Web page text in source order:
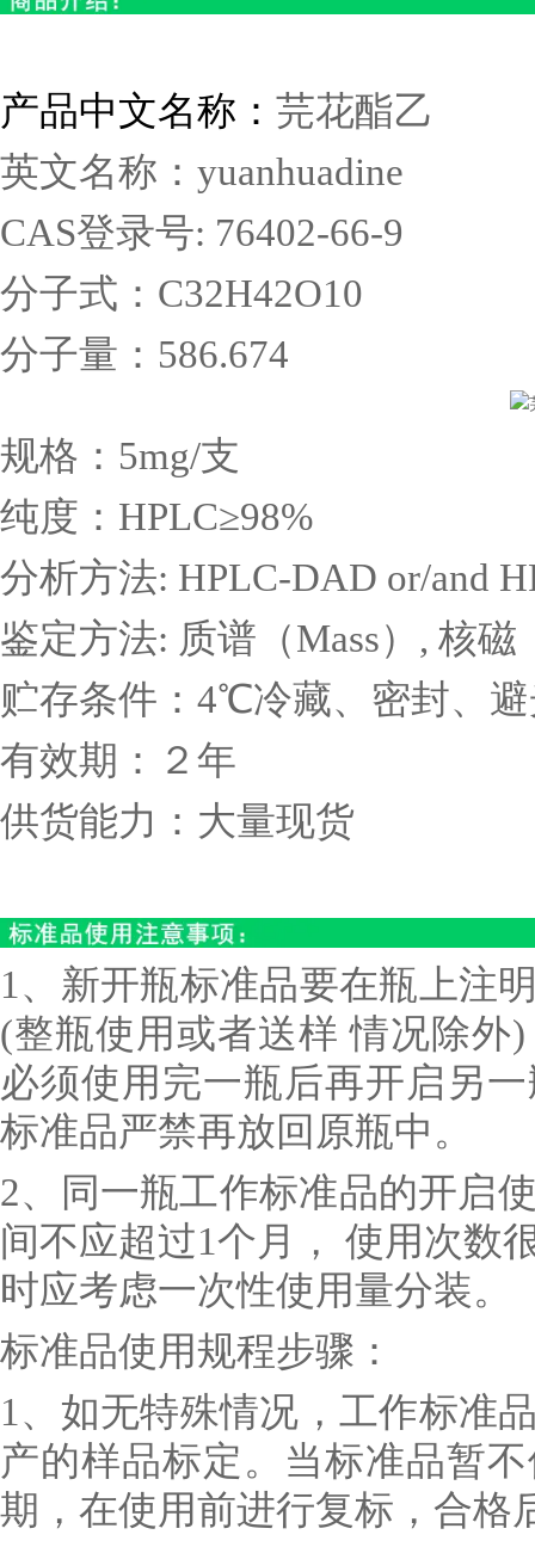
产品中文名称： 芫花酯乙
英文名称： yuanhuadine
CAS登录号: 76402-66-9
分子式： C32H42O10
分子量： 586.674
规格： 5mg/支
纯度： HPLC≥98%
分析方法: HPLC-DAD or/and
鉴定方法: 质谱（Mass） , 核磁
贮存条件： 4℃冷藏、密封、
有效期：２年
供货能力：大量现货
1、新开瓶标准品要在瓶上注
(整瓶使用或者送样 情况除外
必须使用完一瓶后再开启另
标准品严禁再放回原瓶中。
2、同一瓶工作标准品的开启
间不应超过1个月， 使用次数
时应考虑一次性使用量分装。
标准品使用规程步骤：
1、如无特殊情况，工作标准
产的样品标定。当标准品暂
期，在使用前进行复标，合格